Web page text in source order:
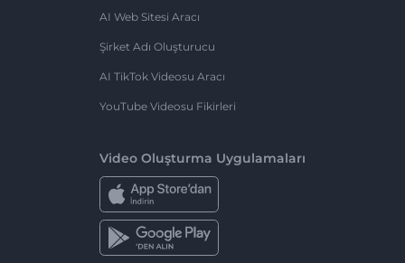
AI Web Sitesi Aracı
Şirket Adı Oluşturucu
AI TikTok Videosu Aracı
YouTube Videosu Fikirleri
Video Oluşturma Uygulamaları